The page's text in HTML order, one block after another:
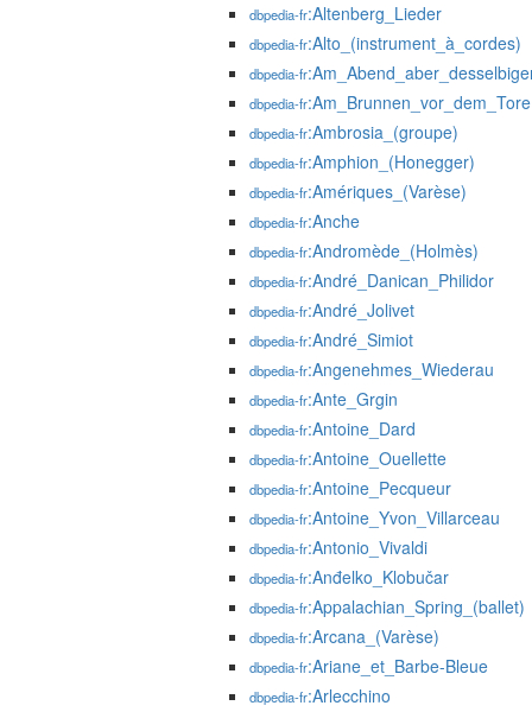
dbpedia-fr:Altenberg_Lieder
dbpedia-fr:Alto_(instrument_à_cordes)
dbpedia-fr
dbpedia-fr:Am_Brunnen_vor_dem_Tore
dbpedia-fr:Ambrosia_(groupe)
dbpedia-fr:Amphion_(Honegger)
dbpedia-fr:Amériques_(Varèse)
dbpedia-fr:Anche
dbpedia-fr:Andromède_(Holmès)
dbpedia-fr:André_Danican_Philidor
dbpedia-fr:André_Jolivet
dbpedia-fr:André_Simiot
dbpedia-fr:Angenehmes_Wiederau
dbpedia-fr:Ante_Grgin
dbpedia-fr:Antoine_Dard
dbpedia-fr:Antoine_Ouellette
dbpedia-fr:Antoine_Pecqueur
dbpedia-fr:Antoine_Yvon_Villarceau
dbpedia-fr:Antonio_Vivaldi
dbpedia-fr:Anđelko_Klobučar
dbpedia-fr:Appalachian_Spring_(ballet)
dbpedia-fr:Arcana_(Varèse)
dbpedia-fr:Ariane_et_Barbe-Bleue
dbpedia-fr:Arlecchino